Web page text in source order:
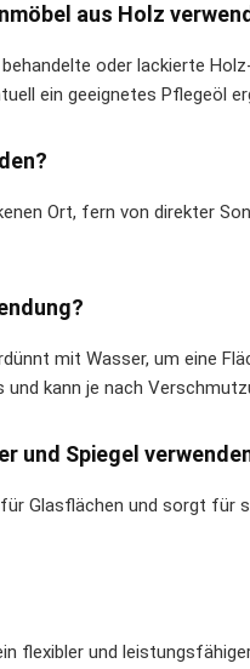
aus Holz
oder lackierte
ein geeignetes Pflegeöl
Ort, fern von direkter
mit Wasser, um eine
kann je nach
und Spiegel
Glasflächen und sorgt für
flexibler und